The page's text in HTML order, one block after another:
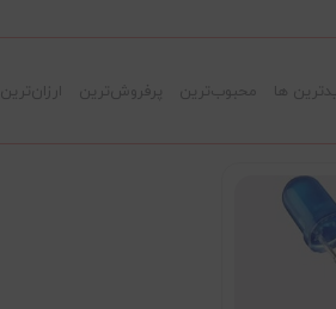
ها محبوب‌‌ترین پرفروش‌ترین ارزان‌ترین